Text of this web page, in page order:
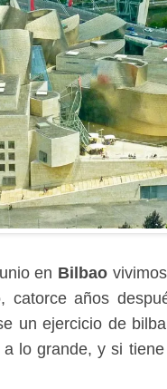
en Bilbao
catorce años
un ejercicio de
lo grande, y si